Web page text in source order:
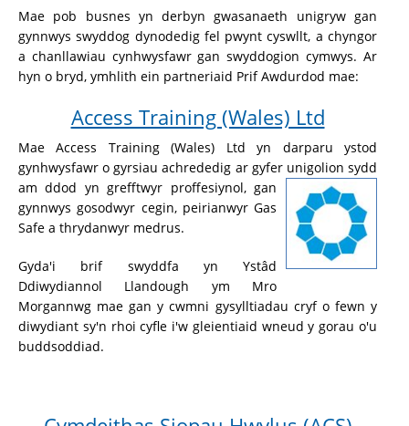
Mae pob busnes yn derbyn gwasanaeth unigryw gan
gynnwys swyddog dynodedig fel pwynt cyswllt, a chyngor
a chanllawiau cynhwysfawr gan swyddogion cymwys. Ar
hyn o bryd, ymhlith ein partneriaid Prif Awdurdod mae:
Access Training (Wales) Ltd
Mae Access Training (Wales) Ltd yn darparu ystod
gynhwysfawr o gyrsiau achrededig ar gyfer unigolion sydd
am ddod yn grefftwyr proffesiynol, gan
gynnwys gosodwyr cegin, peirianwyr Gas
Safe a thrydanwyr medrus.
Gyda'i brif swyddfa yn Ystâd
Ddiwydiannol Llandough ym Mro
Morgannwg mae gan y cwmni gysylltiadau cryf o fewn y
diwydiant sy'n rhoi cyfle i'w gleientiaid wneud y gorau o'u
buddsoddiad.